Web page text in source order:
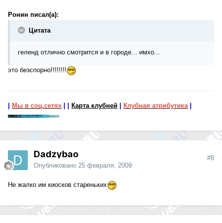
Ронин писал(а):
Цитата
геленд отлично смотрится и в городе... имхо...
это безспорно!!!!!!!!
Мы в соц.сетях Карта клубней Клубная атрибутика|
Dadzybao
Опубликовано 25 февраля, 2009
#8
Не жалко им киосков стареньких